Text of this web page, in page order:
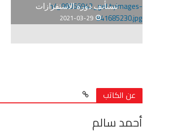
تستأنف دورة الاستفزازات
2021-03-29
عن الكاتب
أحمد سالم